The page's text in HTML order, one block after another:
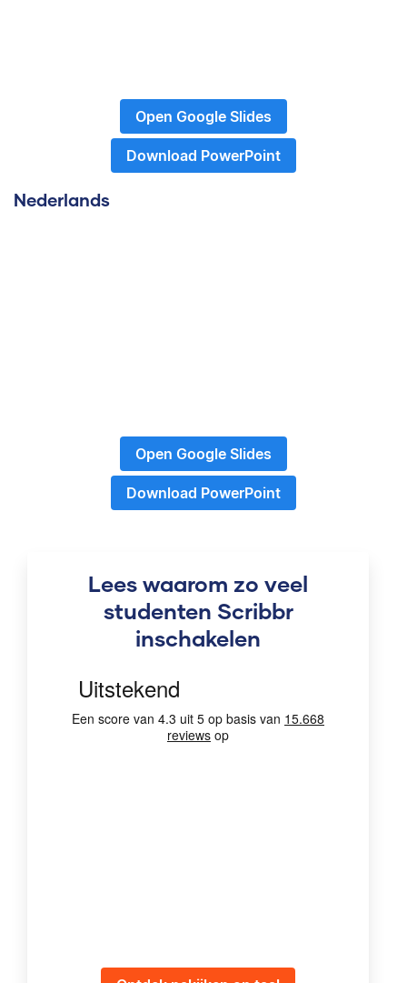
Open Google Slides
Download PowerPoint
Nederlands
Open Google Slides
Download PowerPoint
Lees waarom zo veel
studenten Scribbr
inschakelen